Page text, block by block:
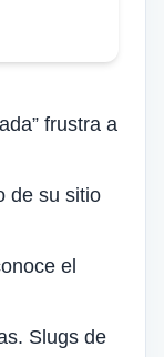
frustra a
de su sitio
el
Slugs de